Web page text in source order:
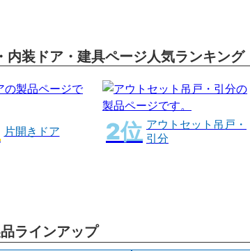
内装ドア・建具ページ人気ランキング
片開きドア
アウトセット吊戸・
引分
ラインアップ